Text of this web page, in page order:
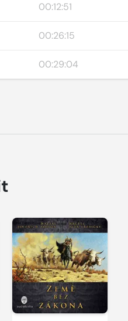
00:12:51
00:26:15
00:29:04